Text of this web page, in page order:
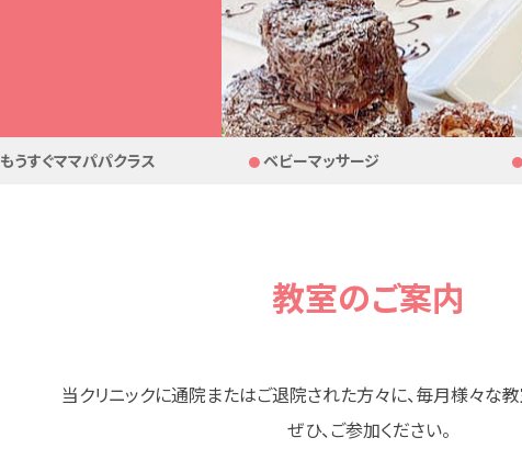
もうすぐママパパクラス ベビーマッサージ
教室のご案内
当クリニックに通院またはご退院された方々に、毎月様々な教
ぜひ、ご参加ください。